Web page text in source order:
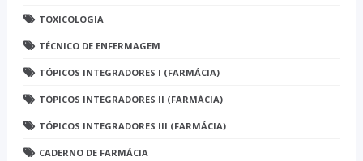
TOXICOLOGIA
TÉCNICO DE ENFERMAGEM
TÓPICOS INTEGRADORES I (FARMÁCIA)
TÓPICOS INTEGRADORES II (FARMÁCIA)
TÓPICOS INTEGRADORES III (FARMÁCIA)
CADERNO DE FARMÁCIA